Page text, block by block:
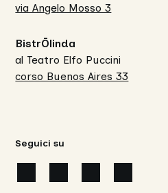
via Angelo Mosso 3
BistrŌlinda
al Teatro Elfo Puccini
corso Buenos Aires 33
Seguici su